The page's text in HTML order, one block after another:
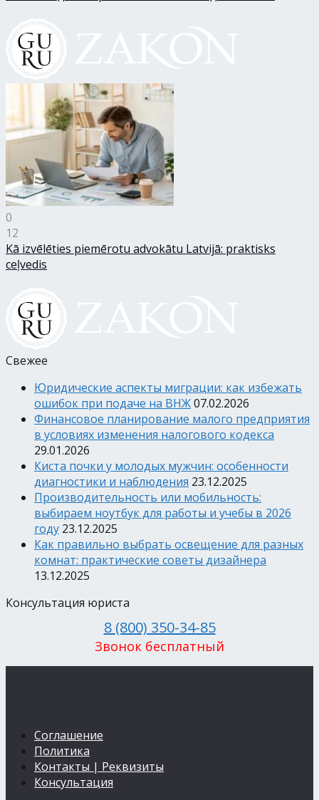
0
12
Kā izvēlēties piemērotu advokātu Latvijā: praktisks
ceļvedis
Свежее
Юридические аспекты миграции: как избежать
ошибок при подаче на ВНЖ07.02.2026
Финансовое планирование малого предприятия
в условиях изменения налогового кодекса
29.01.2026
Киста почки у молодых мужчин: особенности
диагностики и наблюдения 23.12.2025
Производительность или мобильность:
выбираем ноутбук для работы и учебы в 2026
году 23.12.2025
Как правильно выбрать освещение для разных
комнат: практические советы дизайнера
13.12.2025
Консультация юриста
8 (800) 350-34-85
Звонок бесплатный
Соглашение
Политика
Контакты | Реквизиты
Консультация